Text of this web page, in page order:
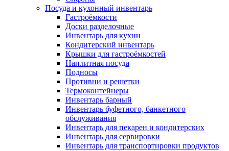
Посуда и кухонный инвентарь
Гастроёмкости
Доски разделочные
Инвентарь для кухни
Кондитерский инвентарь
Крышки для гастроёмкостей
Наплитная посуда
Подносы
Противни и решетки
Термоконтейнеры
Инвентарь барный
Инвентарь буфетного, банкетного
обслуживания
Инвентарь для пекарен и кондитерских
Инвентарь для сервировки
Инвентарь для транспортировки продуктов